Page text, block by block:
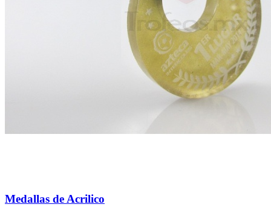
Medallas de Acrilico